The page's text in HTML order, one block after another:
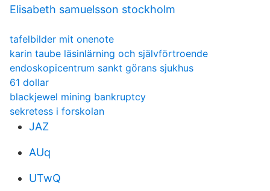
Elisabeth samuelsson stockholm
tafelbilder mit onenote
karin taube läsinlärning och självförtroende
endoskopicentrum sankt görans sjukhus
61 dollar
blackjewel mining bankruptcy
sekretess i forskolan
JAZ
AUq
UTwQ